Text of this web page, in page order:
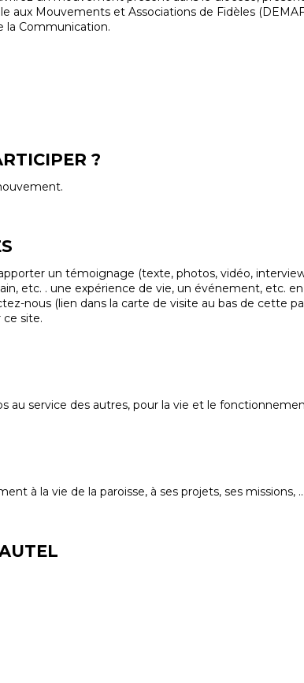
aux Mouvements et Associations de Fidèles
la Communication.
?
un témoignage (texte, photos, vidéo,
etc. . une expérience de vie, un événement, etc.
nous (lien dans la carte de visite au bas de cette
ce site.
au service des autres, pour la vie et le
à la vie de la paroisse, à ses projets, ses missions, ...